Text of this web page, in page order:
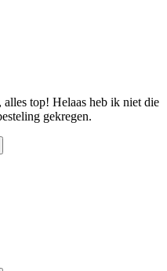
top! Helaas heb ik niet die
gekregen.